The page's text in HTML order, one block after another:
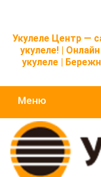
Укулеле Центр —
укулеле! |
укулеле |
Меню